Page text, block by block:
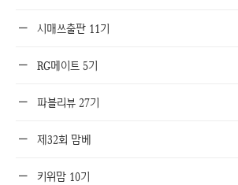
시매쓰출판 11기
RG메이트 5기
파블리뷰 27기
제32회 맘베
키위맘 10기